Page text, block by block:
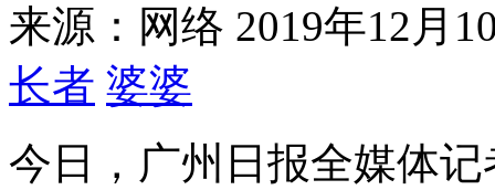
来源：网络 2019年12月
长者 婆婆
今日，广州日报全媒体